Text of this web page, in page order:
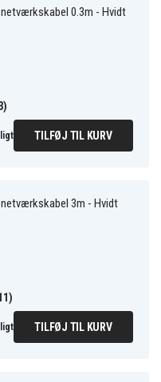
0.3m - Hvidt
TILFØJ TIL KURV
3m - Hvidt
TILFØJ TIL KURV